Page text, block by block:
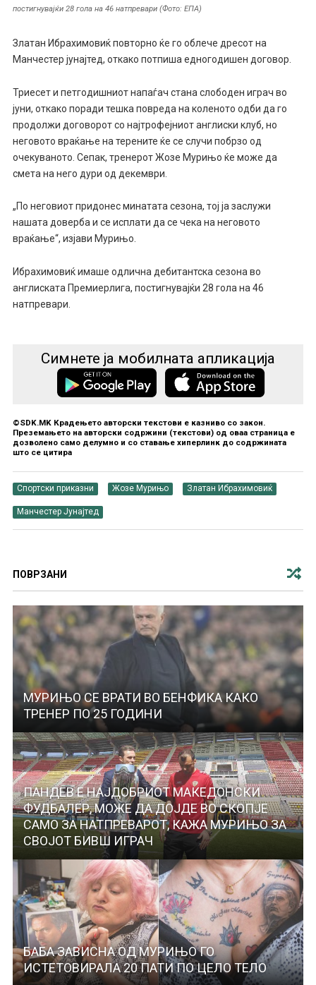
постигнувајќи 28 гола на 46 натпревари (Фото: ЕПА)
Златан Ибрахимовиќ повторно ќе го облече дресот на
Манчестер јунајтед, откако потпиша едногодишен договор.
Триесет и петгодишниот напаѓач стана слободен играч во
јуни, откако поради тешка повреда на коленото одби да го
продолжи договорот со најтрофејниот англиски клуб, но
неговото враќање на терените ќе се случи побрзо од
очекуваното. Сепак, тренерот Жозе Мурињо ќе може да
смета на него дури од декември.
„По неговиот придонес минатата сезона, тој ја заслужи
нашата доверба и се исплати да се чека на неговото
враќање“, изјави Мурињо.
Ибрахимовиќ имаше одлична дебитантска сезона во
англиската Премиерлига, постигнувајќи 28 гола на 46
натпревари.
Симнете ја мобилната апликација
©SDK.MK Крадењето авторски текстови е казниво со закон.
Преземањето на авторски содржини (текстови) од оваа страница е
дозволено само делумно и со ставање хиперлинк до содржината
што се цитира
Спортски приказни Жозе Мурињо Златан Ибрахимовиќ
Манчестер Јунајтед
ПОВРЗАНИ
МУРИЊО СЕ ВРАТИ ВО БЕНФИКА КАКО
ТРЕНЕР ПО 25 ГОДИНИ
ПАНДЕВ Е НАЈДОБРИОТ МАКЕДОНСКИ
ФУДБАЛЕР, МОЖЕ ДА ДОЈДЕ ВО СКОПЈЕ
САМО ЗА НАТПРЕВАРОТ, КАЖА МУРИЊО ЗА
СВОЈОТ БИВШ ИГРАЧ
БАБА ЗАВИСНА ОД МУРИЊО ГО
ИСТЕТОВИРАЛА 20 ПАТИ ПО ЦЕЛО ТЕЛО